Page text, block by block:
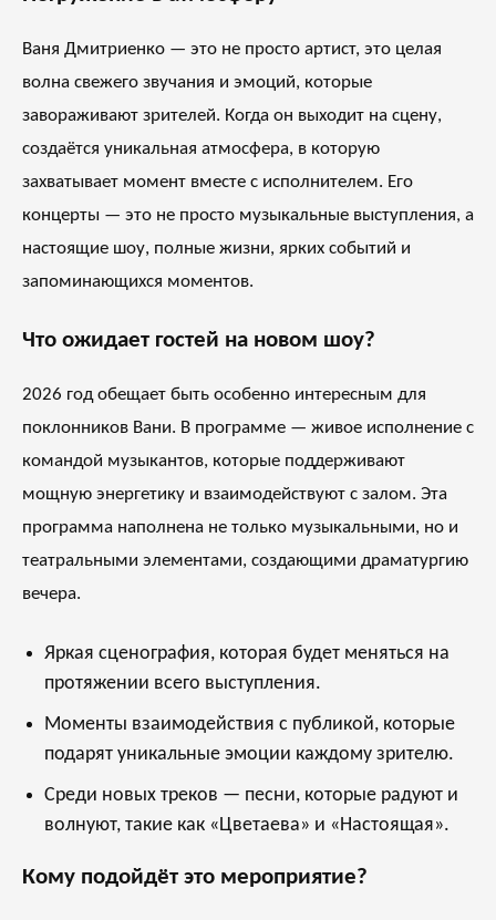
Ваня Дмитриенко — это не просто артист, это целая
волна свежего звучания и эмоций, которые
завораживают зрителей. Когда он выходит на сцену,
создаётся уникальная атмосфера, в которую
захватывает момент вместе с исполнителем. Его
концерты — это не просто музыкальные выступления, а
настоящие шоу, полные жизни, ярких событий и
запоминающихся моментов.
Что ожидает гостей на новом шоу?
2026 год обещает быть особенно интересным для
поклонников Вани. В программе — живое исполнение с
командой музыкантов, которые поддерживают
мощную энергетику и взаимодействуют с залом. Эта
программа наполнена не только музыкальными, но и
театральными элементами, создающими драматургию
вечера.
Яркая сценография, которая будет меняться на
протяжении всего выступления.
Моменты взаимодействия с публикой, которые
подарят уникальные эмоции каждому зрителю.
Среди новых треков — песни, которые радуют и
волнуют, такие как «Цветаева» и «Настоящая».
Кому подойдёт это мероприятие?